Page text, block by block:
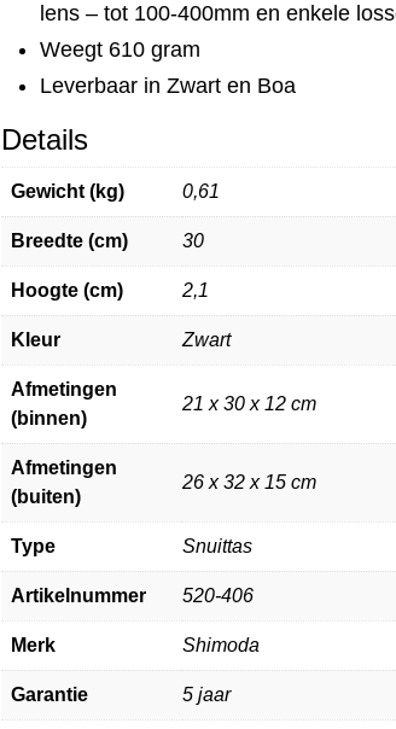
lens – tot 100-400mm en enkele
Weegt 610 gram
Leverbaar in Zwart en Boa
Details
Gewicht (kg) 0,61
Breedte (cm) 30
Hoogte (cm) 2,1
Kleur Zwart
Afmetingen
(binnen)
21 x 30 x 12 cm
Afmetingen
(buiten)
26 x 32 x 15 cm
Type Snuittas
Artikelnummer 520-406
Merk Shimoda
Garantie 5 jaar